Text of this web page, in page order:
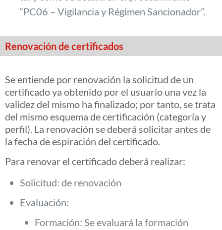
“PC06 – Vigilancia y Régimen Sancionador”.
Renovación de certificados
Se entiende por renovación la solicitud de un
certificado ya obtenido por el usuario una vez la
validez del mismo ha finalizado; por tanto, se trata
del mismo esquema de certificación (categoría y
perfil). La renovación se deberá solicitar antes de
la fecha de espiración del certificado.
Para renovar el certificado deberá realizar:
Solicitud: de renovación
Evaluación:
Formación: Se evaluará la formación